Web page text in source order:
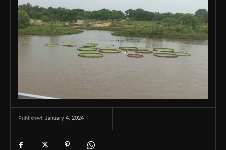
Published: January 4, 2024